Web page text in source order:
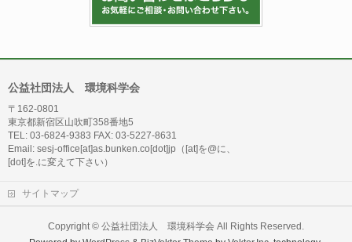
公益社団法人 環境科学会
〒162-0801
東京都新宿区山吹町358番地5
TEL: 03-6824-9383 FAX: 03-5227-8631
Email: sesj-office[at]as.bunken.co[dot]jp（[at]を@に、
[dot]を.に変えて下さい）
サイトマップ
Copyright © 公益社団法人 環境科学会All Rights Reserved.